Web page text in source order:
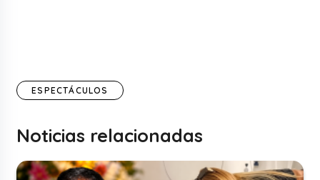
ESPECTÁCULOS
Noticias relacionadas